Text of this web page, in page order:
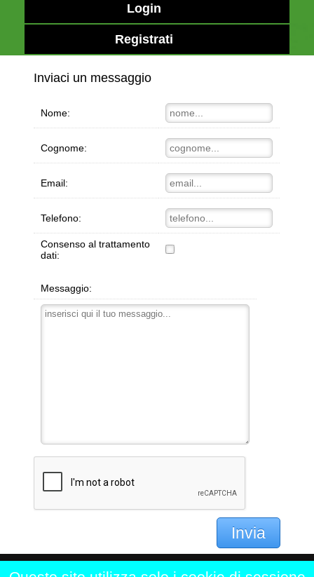
Login
Registrati
Inviaci un messaggio
Nome:
Cognome:
Email:
Telefono:
Consenso al trattamento
dati:
Messaggio:
Invia